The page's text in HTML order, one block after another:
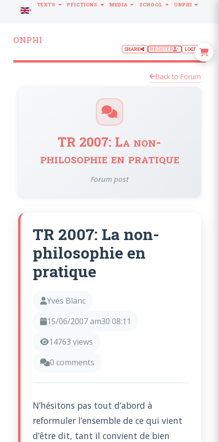
ONPHI
SHARE REGISTER LOGIN
Back to Forum
TR 2007: La non-
philosophie en pratique
Forum post
TR 2007: La non-
philosophie en
pratique
Yves Blanc
15/06/2007 am30 08:11
14763 views
0 comments
N’hésitons pas tout d’abord à
reformuler l’ensemble de ce qui vient
d’être dit, tant il convient de bien
LANGUAGE
TEXTS PFICTIONS MEDIA SCHOOL ONPHI